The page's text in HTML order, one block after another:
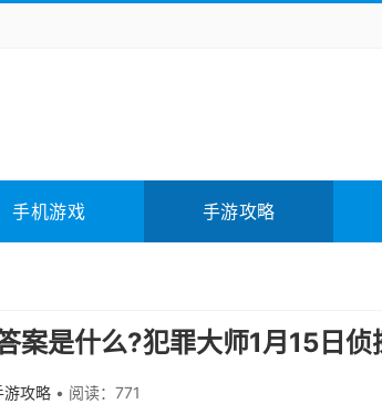
图形软件 安全相关 应用软件
未分类 综合其它
手机游戏 手游攻略
案是什么?犯罪大师1月15日
游攻略 • 阅读：771